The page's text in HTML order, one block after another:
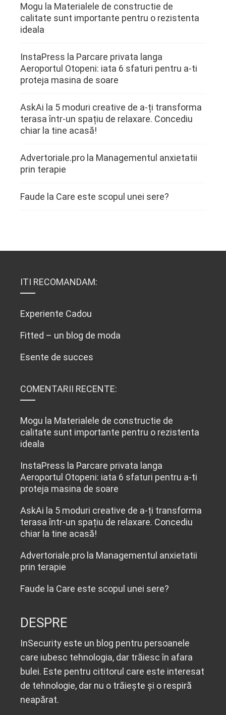
Mogu la Materialele de constructie de
calitate sunt importante pentru o rezistenta
ideala
InstaPress la Parcare privata langa
Aeroportul Otopeni: iata 6 sfaturi pentru a-ti
proteja masina de soare
AskAi la 5 moduri creative de a-ți transforma
terasa într-un spațiu de relaxare. Concediu
chiar la tine acasă!
Advertoriale.pro la Managementul anxietatii
prin terapie
Faude la Care este scopul unei sere?
ITI RECOMANDAM:
Experiente Cadou
Fitted – un blog de moda
Esente de succes
COMENTARII RECENTE:
Mogu la Materialele de constructie de
calitate sunt importante pentru o rezistenta
ideala
InstaPress la Parcare privata langa
Aeroportul Otopeni: iata 6 sfaturi pentru a-ti
proteja masina de soare
AskAi la 5 moduri creative de a-ți transforma
terasa într-un spațiu de relaxare. Concediu
chiar la tine acasă!
Advertoriale.pro la Managementul anxietatii
prin terapie
Faude la Care este scopul unei sere?
DESPRE
InSecurity este un blog pentru persoanele
care iubesc tehnologia, dar trăiesc în afara
bulei. Este pentru cititorul care este interesat
de tehnologie, dar nu o trăiește și o respiră
neapărat.